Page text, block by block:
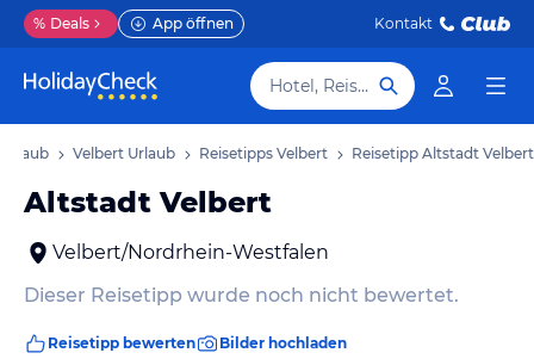
% Deals App öffnen Kontakt
Hotel, Reiseziel
Velbert Urlaub Reisetipps Velbert Reisetipp Altstadt Velbert
Altstadt Velbert
Velbert/Nordrhein-Westfalen
Dieser Reisetipp wurde noch nicht bewertet.
Reisetipp bewerten Bilder hochladen